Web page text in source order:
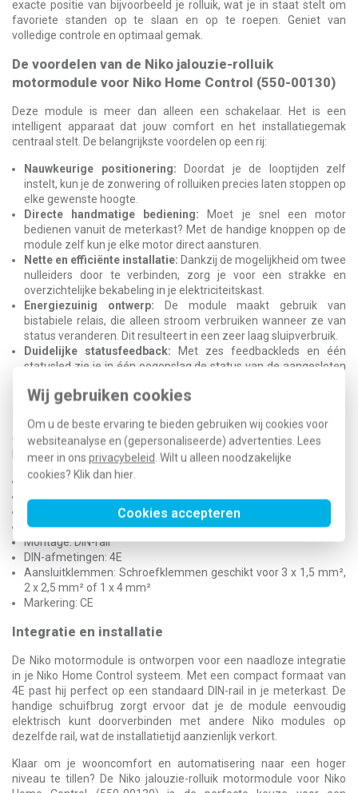
Wij gebruiken cookies
Om u de beste ervaring te bieden gebruiken wij cookies voor
websiteanalyse en (gepersonaliseerde) advertenties. Lees
meer in ons privacybeleid . Wilt u alleen noodzakelijke
cookies? Klik dan hier
Cookies accepteren
exacte positie van bijvoorbeeld je rolluik, wat je in staat stelt om
favoriete standen op te slaan en op te roepen. Geniet van
volledige controle en optimaal gemak.
De voordelen van de Niko jalouzie-rolluik
motormodule voor Niko Home Control (550-00130)
Deze module is meer dan alleen een schakelaar. Het is een
intelligent apparaat dat jouw comfort en het installatiegemak
centraal stelt. De belangrijkste voordelen op een rij:
Nauwkeurige positionering: Doordat je de looptijden zelf
instelt, kun je de zonwering of rolluiken precies laten stoppen op
elke gewenste hoogte.
Directe handmatige bediening: Moet je snel een motor
bedienen vanuit de meterkast? Met de handige knoppen op de
module zelf kun je elke motor direct aansturen.
Nette en efficiënte installatie: Dankzij de mogelijkheid om twee
nulleiders door te verbinden, zorg je voor een strakke en
overzichtelijke bekabeling in je elektriciteitskast.
Energiezuinig ontwerp: De module maakt gebruik van
bistabiele relais, die alleen stroom verbruiken wanneer ze van
status veranderen. Dit resulteert in een zeer laag sluipverbruik.
Duidelijke statusfeedback: Met zes feedbackleds en één
statusled zie je in één oogopslag de status van de aangesloten
Om je een compleet beeld te geven, hebben we de belangrijkste
kenmerken van de Niko motormodule voor je samengevat:
Aansturing voor: 3 motoren (rolluiken, gordijnen, zonwering)
Voedingsspanning: 230 Vac ± 10 %, 50 Hz
Maximale stroom per uitgang: 6 A
Omschakelvertraging: 0,5 seconde
Montage: DIN-rail
DIN-afmetingen: 4E
Aansluitklemmen: Schroefklemmen geschikt voor 3 x 1,5 mm²,
2 x 2,5 mm² of 1 x 4 mm²
Markering: CE
Integratie en installatie
De Niko motormodule is ontworpen voor een naadloze integratie
in je Niko Home Control systeem. Met een compact formaat van
4E past hij perfect op een standaard DIN-rail in je meterkast. De
handige schuifbrug zorgt ervoor dat je de module eenvoudig
elektrisch kunt doorverbinden met andere Niko modules op
dezelfde rail, wat de installatietijd aanzienlijk verkort.
Klaar om je wooncomfort en automatisering naar een hoger
niveau te tillen? De Niko jalouzie-rolluik motormodule voor Niko